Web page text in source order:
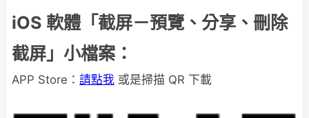
iOS 軟體「截屏－預覽、分享、刪除
截屏」小檔案：
APP Store： 請點我 或是掃描 QR 下載